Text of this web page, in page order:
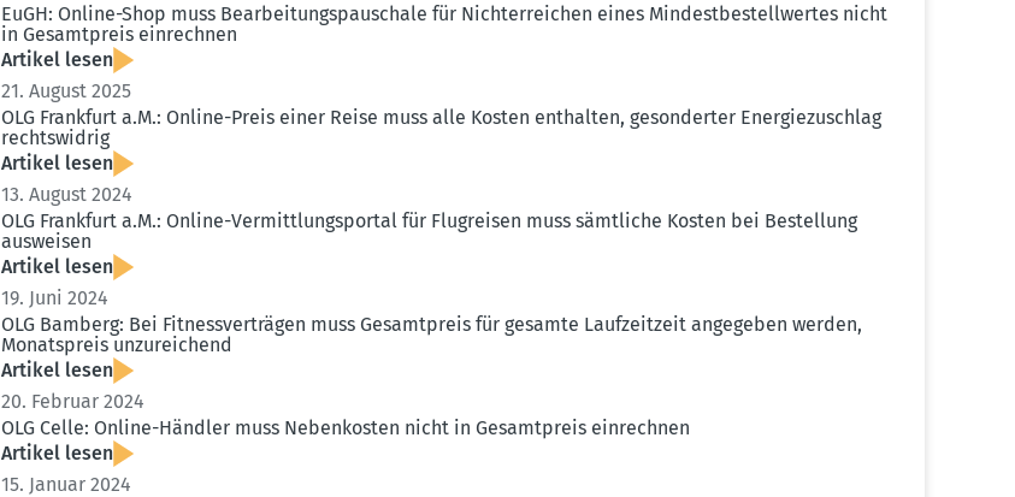
EuGH: Online-Shop muss Bearbei­tungs­pau­schale für Nicht­er­reichen eines Mindest­be­stell­wertes nicht
in Gesamt­preis einrechnen
Artikel lesen
21. August 2025
OLG Frankfurt a.M.: Online-Preis einer Reise muss alle Kosten enthalten, geson­derter Energie­zu­schlag
rechts­widrig
Artikel lesen
13. August 2024
OLG Frankfurt a.M.: Online-Vermitt­lungs­portal für Flugreisen muss sämtliche Kosten bei Bestellung
ausweisen
Artikel lesen
19. Juni 2024
OLG Bamberg: Bei Fitness­ver­trägen muss Gesamt­preis für gesamte Laufzeitzeit angegeben werden,
Monats­preis unzurei­chend
Artikel lesen
20. Februar 2024
OLG Celle: Online-Händler muss Neben­kosten nicht in Gesamt­preis einrechnen
Artikel lesen
15. Januar 2024